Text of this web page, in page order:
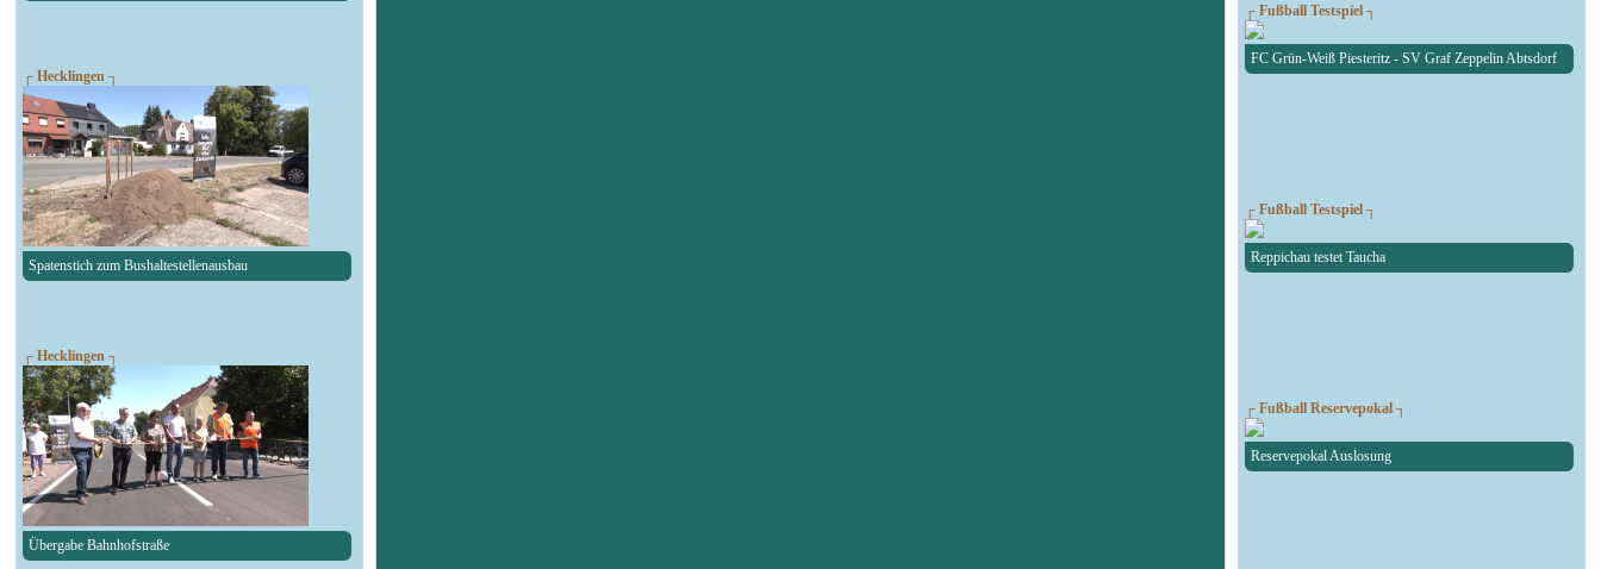
┌ Hecklingen ┐
Spatenstich zum Bushaltestellenausbau
┌ Hecklingen ┐
Übergabe Bahnhofstraße
┌ Fußball Testspiel ┐
FC Grün-Weiß Piesteritz - SV Graf Zeppelin Abtsdorf
┌ Fußball Testspiel ┐
Reppichau testet Taucha
┌ Fußball Reservepokal ┐
Reservepokal Auslosung